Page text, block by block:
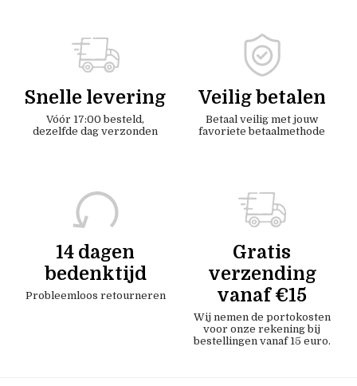
Snelle levering
Vóór 17:00 besteld,
dezelfde dag verzonden
Veilig betalen
Betaal veilig met jouw
favoriete betaalmethode
14 dagen
bedenktijd
Probleemloos retourneren
Gratis
verzending
vanaf €15
Wij nemen de portokosten
voor onze rekening bij
bestellingen vanaf 15 euro.